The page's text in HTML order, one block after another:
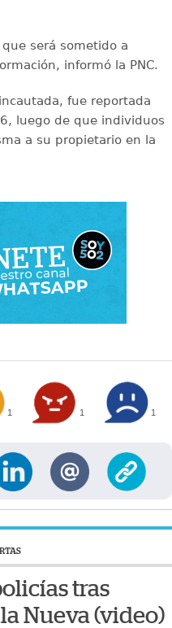
será sometido a
informó la PNC.
fue reportada
luego de que individuos
a su propietario en la
1 1 1
tras
Nueva (video)